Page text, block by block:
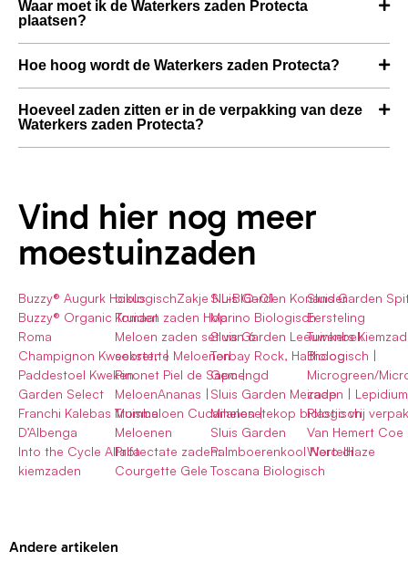
Waar moet ik de Waterkers zaden Protecta
plaatsen?
Hoe hoog wordt de Waterkers zaden Protecta?
Hoeveel zaden zitten er in de verpakking van deze
Waterkers zaden Protecta?
Vind hier nog meer
moestuinzaden
Buzzy® Augurk Hokus
Buzzy® Organic Tomaat
Roma
Champignon Kweekset,te
Paddestoel Kweken
Garden Select
Franchi Kalebas Tromba
D’Albenga
Into the Cycle Alfalfa
kiemzaden
biologischZakje NL-BIO-01
Kruiden zaden Hop
Meloen zaden set van 6
soorten | Meloenen
Pinonet Piel de Sapo |
MeloenAnanas |
Muismeloen Cucamelon |
Meloenen
Protectate zaden:
Courgette Gele
Sluis Garden Koriander
Marino Biologisch
Sluis Garden Leeuwenbek
Torbay Rock, Halfhoog
Gemengd
Sluis Garden Meiraap
Milanesetekop biologisch
Sluis Garden
Palmboerenkool Nero di
Toscana Biologisch
Sluis Garden
Eersteling
Tuinkers
Biologisch |
Microgreen/
zaden |
Plastic vrij
Van Hemert Coe
WortelHaze
Andere artikelen